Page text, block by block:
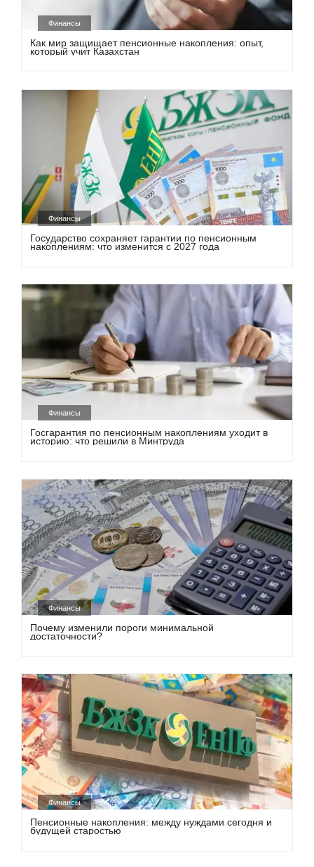
Финансы
Как мир защищает пенсионные накопления: опыт,
который учит Казахстан
Финансы
Государство сохраняет гарантии по пенсионным
накоплениям: что изменится с 2027 года
Финансы
Госгарантия по пенсионным накоплениям уходит в
историю: что решили в Минтруда
Финансы
Почему изменили пороги минимальной
достаточности?
Финансы
Пенсионные накопления: между нуждами сегодня и
будущей старостью